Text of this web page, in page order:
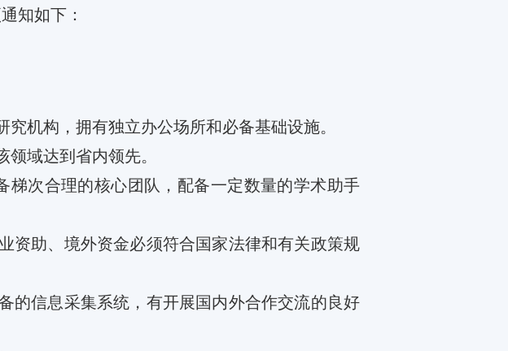
知如下：
究机构，拥有独立办公场所和必备基础设施。
域达到省内领先。
次合理的核心团队，配备一定数量的学术助手
资助、境外资金必须符合国家法律和有关政策规
的信息采集系统，有开展国内外合作交流的良好